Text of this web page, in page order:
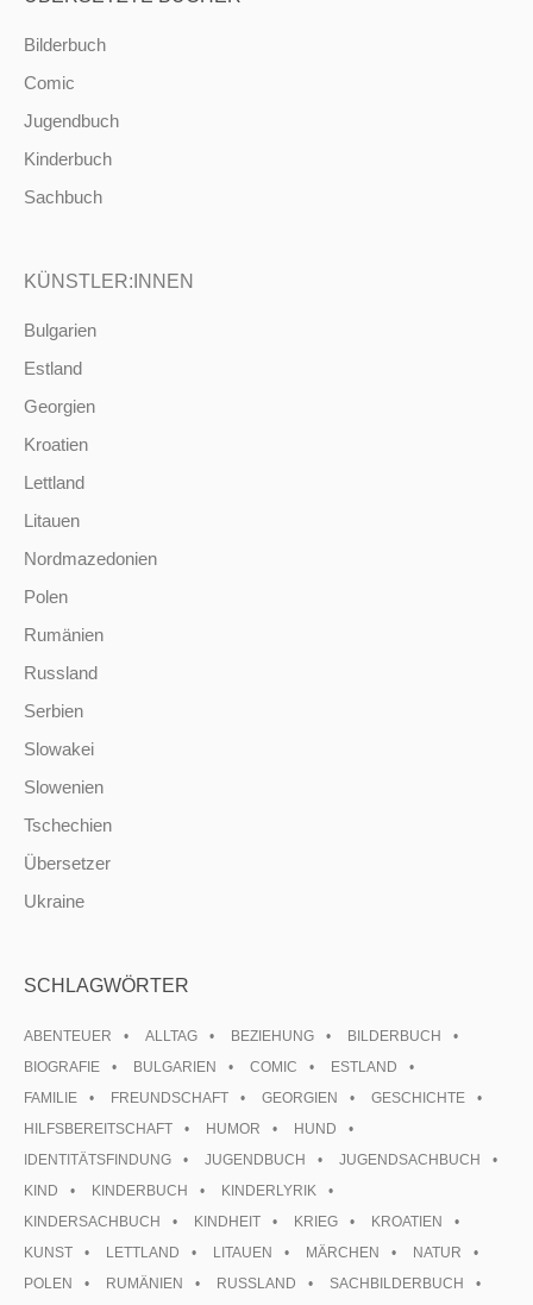
Bilderbuch
Comic
Jugendbuch
Kinderbuch
Sachbuch
KÜNSTLER:INNEN
Bulgarien
Estland
Georgien
Kroatien
Lettland
Litauen
Nordmazedonien
Polen
Rumänien
Russland
Serbien
Slowakei
Slowenien
Tschechien
Übersetzer
Ukraine
SCHLAGWÖRTER
ABENTEUER ALLTAG BEZIEHUNG
BILDERBUCH
BIOGRAFIE
BULGARIEN COMIC
ESTLAND
FAMILIE
FREUNDSCHAFT GEORGIEN
GESCHICHTE
HILFSBEREITSCHAFT
HUMOR
HUND
IDENTITÄTSFINDUNG
JUGENDBUCH
JUGENDSACHBUCH
KIND
KINDERBUCH
KINDERLYRIK
KINDERSACHBUCH
KINDHEIT KRIEG
KROATIEN
KUNST
LETTLAND LITAUEN MÄRCHEN
NATUR
POLEN
RUMÄNIEN RUSSLAND
SACHBILDERBUCH